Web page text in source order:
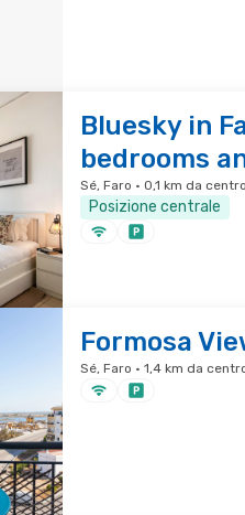
Bluesky in
bedrooms
Sé, Faro · 0,1 km da
Posizione centrale
Formosa
Sé, Faro · 1,4 km da